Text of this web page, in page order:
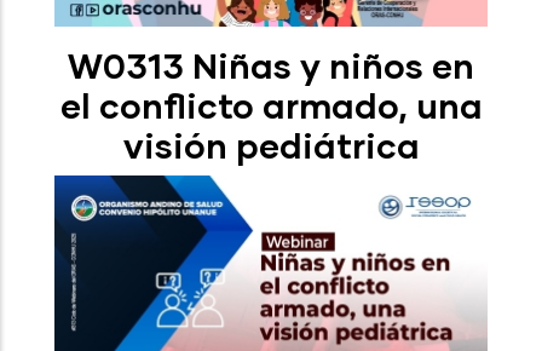
W0313 Niñas y niños en
el conflicto armado, una
visión pediátrica